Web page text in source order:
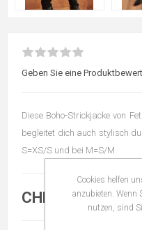
Geben Sie eine
Diese Boho-Strickjacke von
begleitet dich auch stylisch
S=XS/S und bei M=S/M
CHF 89,90 CHF
Cookies helfen
anzubieten. Wenn
nutzen, sind